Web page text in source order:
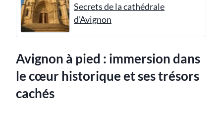
Secrets de la cathédrale
d'Avignon
Avignon à pied : immersion dans
le cœur historique et ses trésors
cachés